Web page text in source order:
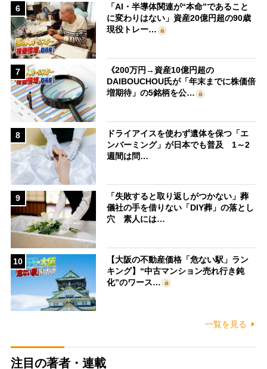
6
「AI・半導体関連が“本命”であること
に変わりはない」資産20億円超の90歳
現役トレー…
7
《200万円→資産10億円超の
DAIBOUCHOU氏が「年末までに株価倍
増期待」の5銘柄を公…
8
ドライアイスを使わず遺体を保つ「エ
ンバーミング」が日本でも普及 1～2
週間は問…
9
「失敗すると取り返しがつかない」葬
儀社の手を借りない「DIY葬」の落とし
穴 素人には…
10
【大阪の不動産価格「危ない駅」ラン
キング】“中古マンション売れ行き鈍
化”のワース…
一覧を見る
注目の著者・連載